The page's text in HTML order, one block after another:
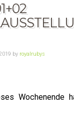
by royalrubys
Wochenende